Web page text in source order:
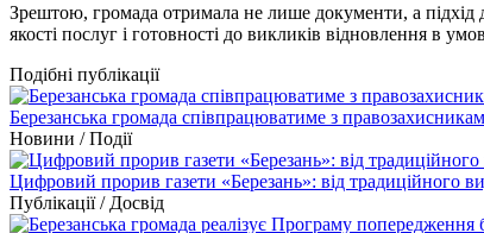
Зрештою, громада отримала не лише документи, а підхід
якості послуг і готовності до викликів відновлення в
Подібні публікації
Березанська громада співпрацюватиме з
Новини / Події
Цифровий прорив газети «Березань»: від традиційного
Публікації / Досвід